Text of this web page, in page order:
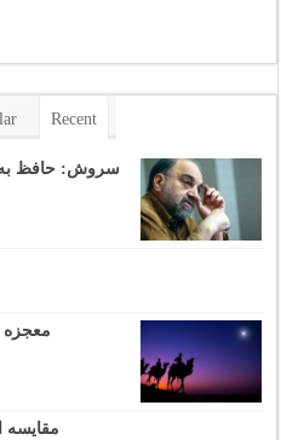
Recent
سروش: حافظ به
معجزه